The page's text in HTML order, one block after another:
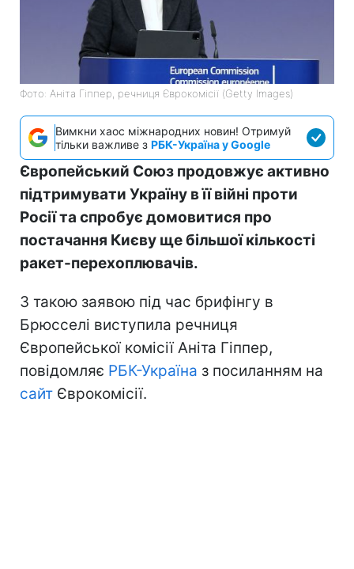
Фото: Аніта Гіппер, речниця Єврокомісії (Getty Images)
Вимкни хаос міжнародних новин! Отримуй
тільки важливе з РБК-Україна у Google
Європейський Союз продовжує активно
підтримувати Україну в її війні проти
Росії та спробує домовитися про
постачання Києву ще більшої кількості
ракет-перехоплювачів.
З такою заявою під час брифінгу в
Брюсселі виступила речниця
Європейської комісії Аніта Гіппер,
повідомляє РБК-Україна з посиланням на
сайт Єврокомісії.